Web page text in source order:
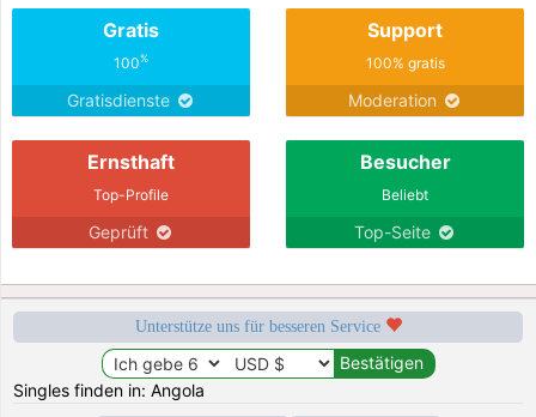
Gratis
100%
Gratisdienste
Support
100% gratis
Moderation
Ernsthaft
Top-Profile
Geprüft
Besucher
Beliebt
Top-Seite
Unterstütze uns für besseren Service
Singles finden in: Angola